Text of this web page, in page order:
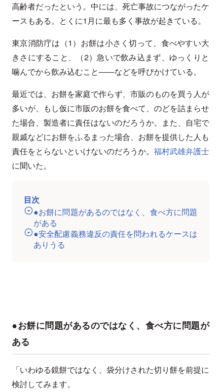
高齢者だったという。中には、死亡事故につながったケ
ースもある。とくに1月に最も多く事故が起きている。
東京消防庁は（1）お餅は小さく切って、食べやすい大
きさにすること、（2）急いで飲み込まず、ゆっくりと
噛んでから飲み込むこと――などを呼びかけている。
最近では、お餅を家庭で作らず、市販のものを買う人が
多いが、もし仮に市販のお餅を食べて、のどを詰まらせ
た場合、製造者に責任はないのだろうか。また、自宅で
親戚などにお餅をふるまった場合、お餅を提供した人も
責任をとらないといけないのだろうか。 福村武雄弁護士
に聞いた。
目次
●お餅に問題があるのではなく、食べ方に問題
がある
●安全配慮義務違反の責任を問われるケースは
ありうる
●お餅に問題があるのではなく、食べ方に問題が
ある
「いわゆる鏡餅ではなく、袋分けされた切り餅を前提に
検討してみます。